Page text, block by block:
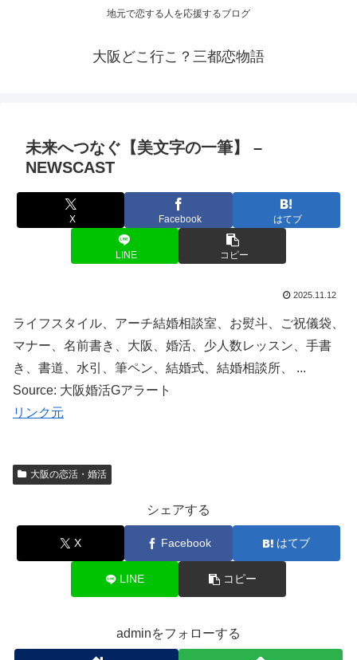
地元で恋する人を応援するブログ
大阪どこ行こ？三都恋物語
未来へつなぐ【美文字の一筆】 –
NEWSCAST
X Facebook はてブ
LINE コピー
2025.11.12
ライフスタイル、アーチ結婚相談室、お熨斗、ご祝儀袋、
マナー、名前書き、大阪、婚活、少人数レッスン、手書
き、書道、水引、筆ペン、結婚式、結婚相談所、 ...
Source: 大阪婚活Gアラート
リンク元
大阪の恋活・婚活
シェアする
X Facebook はてブ
LINE コピー
adminをフォローする